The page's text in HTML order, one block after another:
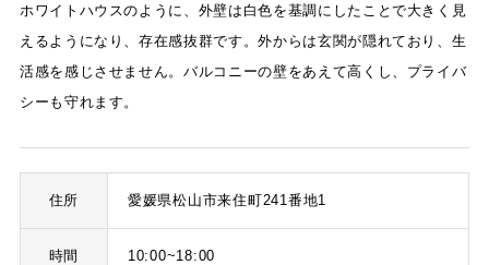
ホワイトハウスのように、外壁は白色を基調にしたことで大きく見
えるようになり、存在感抜群です。外からは玄関が隠れており、生
活感を感じさせません。バルコニーの壁をあえて高くし、プライバ
シーも守れます。
住所 愛媛県松山市来住町241番地1
時間 10:00~18:00